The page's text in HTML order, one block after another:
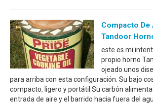
Compacto
Tandoor
este es mi
propio horno
ojeado unos
para arriba con esta configuración. Su bajo
compacto, ligero y portátil.Su carbón
entrada de aire y el barrido hacia fuera del